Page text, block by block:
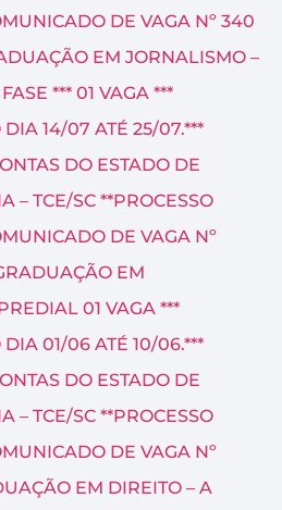
DE VAGA Nº 340
EM JORNALISMO –
*** 01 VAGA ***
DIA 14/07 ATÉ 25/07.***
DO ESTADO DE
– TCE/SC **PROCESSO
DE VAGA Nº
EM
01 VAGA ***
DIA 01/06 ATÉ 10/06.***
DO ESTADO DE
– TCE/SC **PROCESSO
DE VAGA Nº
EM DIREITO – A